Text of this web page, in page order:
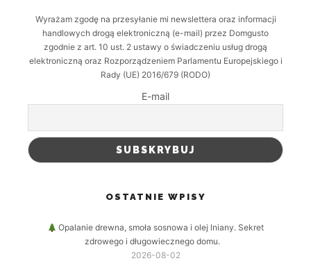
Wyrażam zgodę na przesyłanie mi newslettera oraz informacji
handlowych drogą elektroniczną (e-mail) przez Domgusto
zgodnie z art. 10 ust. 2 ustawy o świadczeniu usług drogą
elektroniczną oraz Rozporządzeniem Parlamentu Europejskiego i
Rady (UE) 2016/679 (RODO)
E-mail
OSTATNIE WPISY
Opalanie drewna, smoła sosnowa i olej lniany. Sekret
zdrowego i długowiecznego domu.
2026-08-02